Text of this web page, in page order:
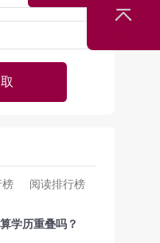
榜 阅读排行榜
学历重叠吗？